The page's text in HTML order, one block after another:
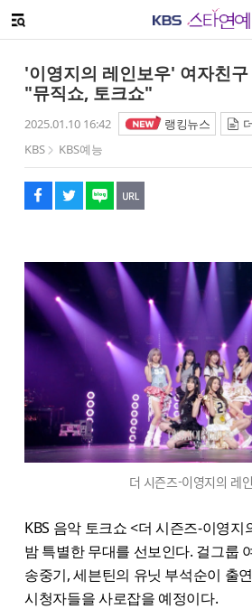
메뉴 열기
'이영지의 레인보우' 여자친
"뮤직쇼, 토크쇼"
2025.01.10 16:42 랭킹뉴스
KBS
KBS예능
페이스북
트위터
네이버
URL복사
글씨 작게보기
글씨 크게보기
더 시즌즈-이영지의 레
KBS 음악 토크쇼 <더 시즌즈-이영지
밤 특별한 무대를 선보인다. 걸그룹
송중기, 세븐틴의 유닛 부석순이 출
시청자들을 사로잡을 예정이다.